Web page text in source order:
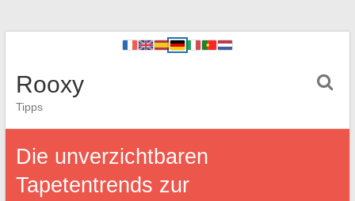
Rooxy
Tipps
Die unverzichtbaren
Tapetentrends zur